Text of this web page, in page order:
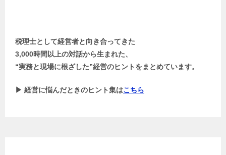
税理士として経営者と向き合ってきた
3,000時間以上の対話から生まれた、
“実務と現場に根ざした”経営のヒントをまとめています。
▶ 経営に悩んだときのヒント集はこちら